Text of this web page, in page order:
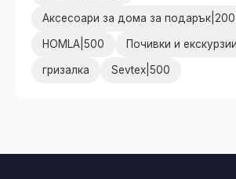
Аксесоари за дома за подарък|200
HOMLA|500 Почивки и
гризалка Sevtex|500